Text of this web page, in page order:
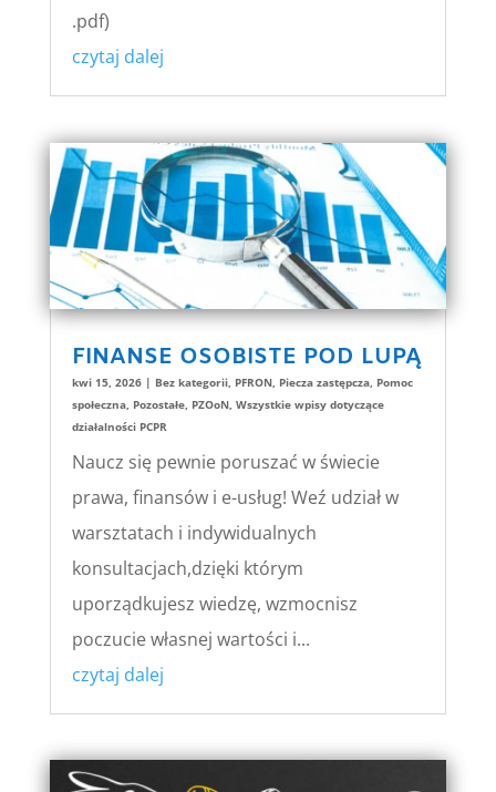
.pdf)
czytaj dalej
FINANSE OSOBISTE POD LUPĄ
kwi 15, 2026| Bez kategorii, PFRON, Piecza zastępcza, Pomoc
społeczna, Pozostałe, PZOoN, Wszystkie wpisy dotyczące
działalności PCPR
Naucz się pewnie poruszać w świecie
prawa, finansów i e-usług! Weź udział w
warsztatach i indywidualnych
konsultacjach,dzięki którym
uporządkujesz wiedzę, wzmocnisz
poczucie własnej wartości i...
czytaj dalej